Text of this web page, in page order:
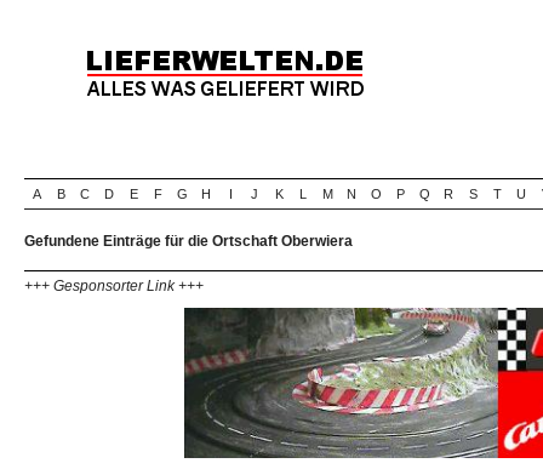
A B C D E F G H I J K L M N O P Q R S T U
Gefundene Einträge für die Ortschaft Oberwiera
+++ Gesponsorter Link +++